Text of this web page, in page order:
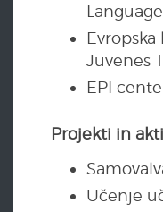
Juvenes
EPI
Projekti in
Učenje